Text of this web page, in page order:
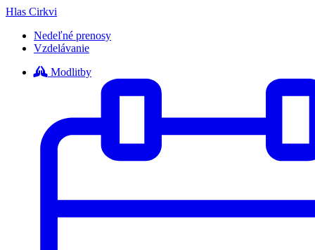
Hlas Cirkvi
Nedeľné prenosy
Vzdelávanie
Modlitby